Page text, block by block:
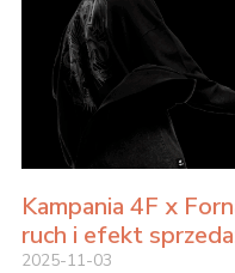
Kampania 4F x
ruch i efekt
2025-11-03